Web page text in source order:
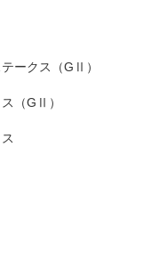
ークス（GⅡ）
（GⅡ）